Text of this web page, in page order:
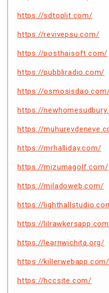
https://sdtoplit.com/
https://revivepsu.com/
https://posthaisoft.com/
https://pubbliradio.com/
https://
https://
https://
https://mrhalliday.com/
https://mizumagolf.com/
https://miladoweb.com/
https://
https://
https://learnwichita.org/
https://killerwebapp.com/
https://hccsite.com/